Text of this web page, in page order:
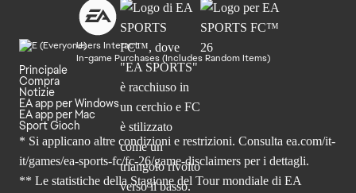
Users Interact
In-game Purchases (Includes Random Items)
Principale
Compra
Notizie
EA app per Windows
EA app per Mac
Sport Gioch
* Si applicano altre condizioni e restrizioni. Consulta ea.com/it-
it/games/ea-sports-fc/fc-26/game-disclaimers per i dettagli.
** Le statistiche della Stagione del Tour mondiale di EA